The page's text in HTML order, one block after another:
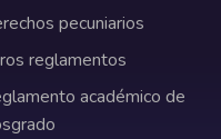
pecuniarios
reglamentos
académico de